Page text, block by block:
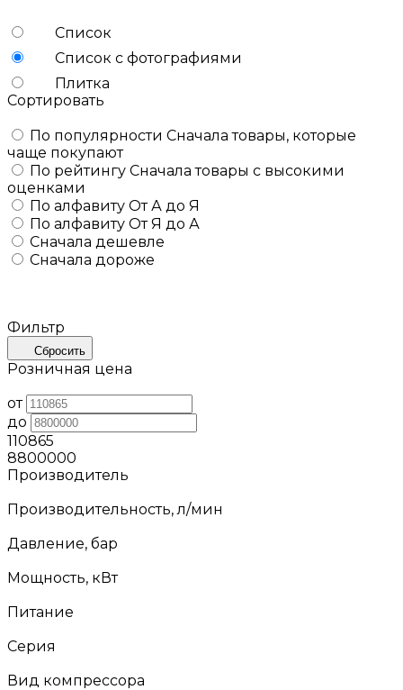
Список
Список с фотографиями
Плитка
Сортировать
По популярности Сначала товары, которые
чаще покупают
По рейтингу Сначала товары с высокими
оценками
По алфавиту От А до Я
По алфавиту От Я до А
Сначала дешевле
Сначала дороже
Фильтр
Сбросить
Розничная цена
от
до
110865
8800000
Производитель
Производительность, л/мин
Давление, бар
Мощность, кВт
Питание
Серия
Вид компрессора